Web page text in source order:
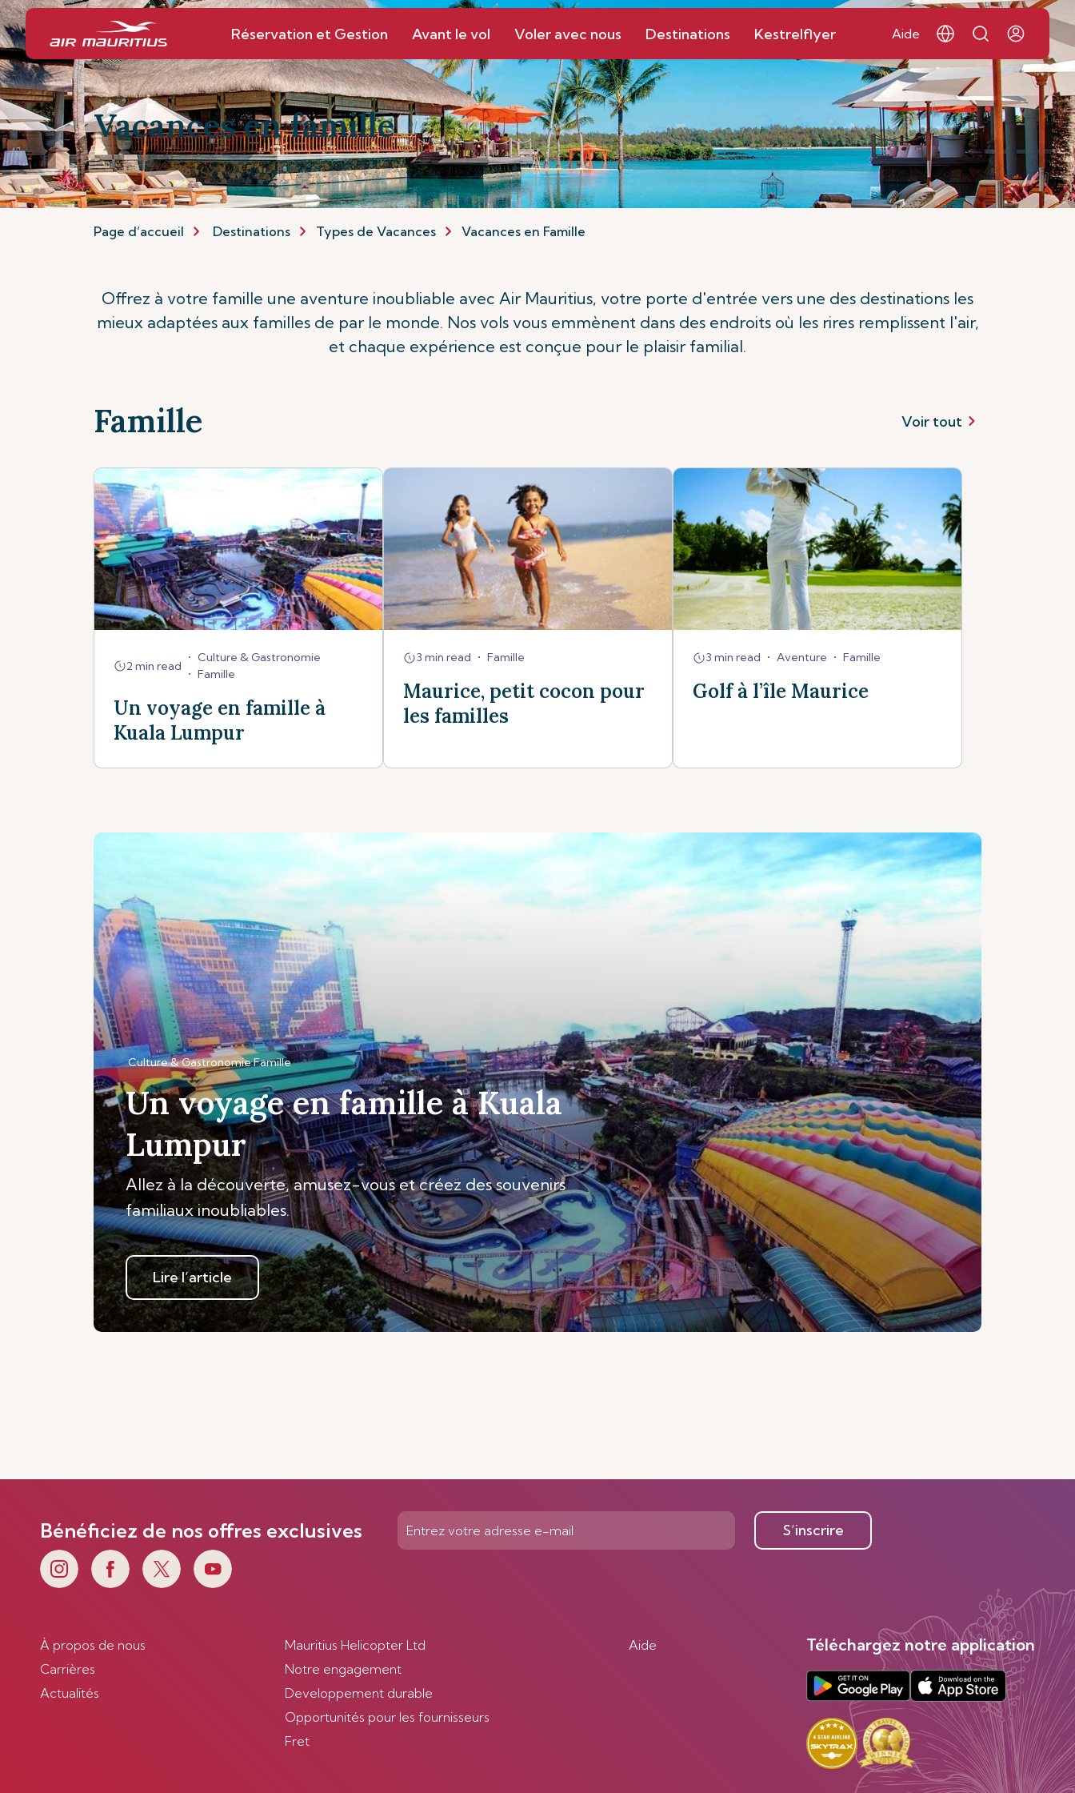
Réservation et Gestion Avant le vol Voler avec nous Destinations Kestrelflyer Aide
Vacances en famille
Page d’accueil Destinations Types de Vacances Vacances en Famille
Offrez à votre famille une aventure inoubliable avec Air Mauritius, votre porte d'entrée vers une des destinations les
mieux adaptées aux familles de par le monde. Nos vols vous emmènent dans des endroits où les rires remplissent l'air,
et chaque expérience est conçue pour le plaisir familial.
Famille Voir tout
2 min read
• Culture & Gastronomie
• Famille
Un voyage en famille à
Kuala Lumpur
3 min read • Famille
Maurice, petit cocon pour
les familles
3 min read • Aventure • Famille
Golf à l’île Maurice
Culture & GastronomieFamille
Un voyage en famille à Kuala
Lumpur
Allez à la découverte, amusez-vous et créez des souvenirs
familiaux inoubliables.
Lire l’article
Bénéficiez de nos offres exclusives S’inscrire
À propos de nous
Carrières
Actualités
Mauritius Helicopter Ltd
Notre engagement
Developpement durable
Opportunités pour les fournisseurs
Fret
Aide Téléchargez notre application